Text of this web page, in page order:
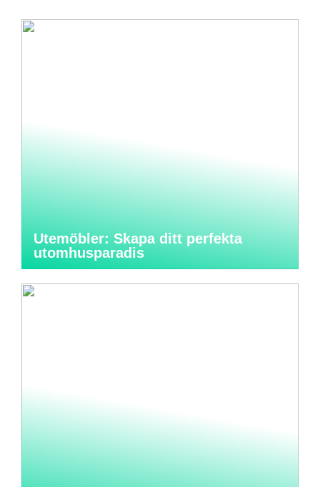
Utemöbler: Skapa ditt perfekta
utomhusparadis